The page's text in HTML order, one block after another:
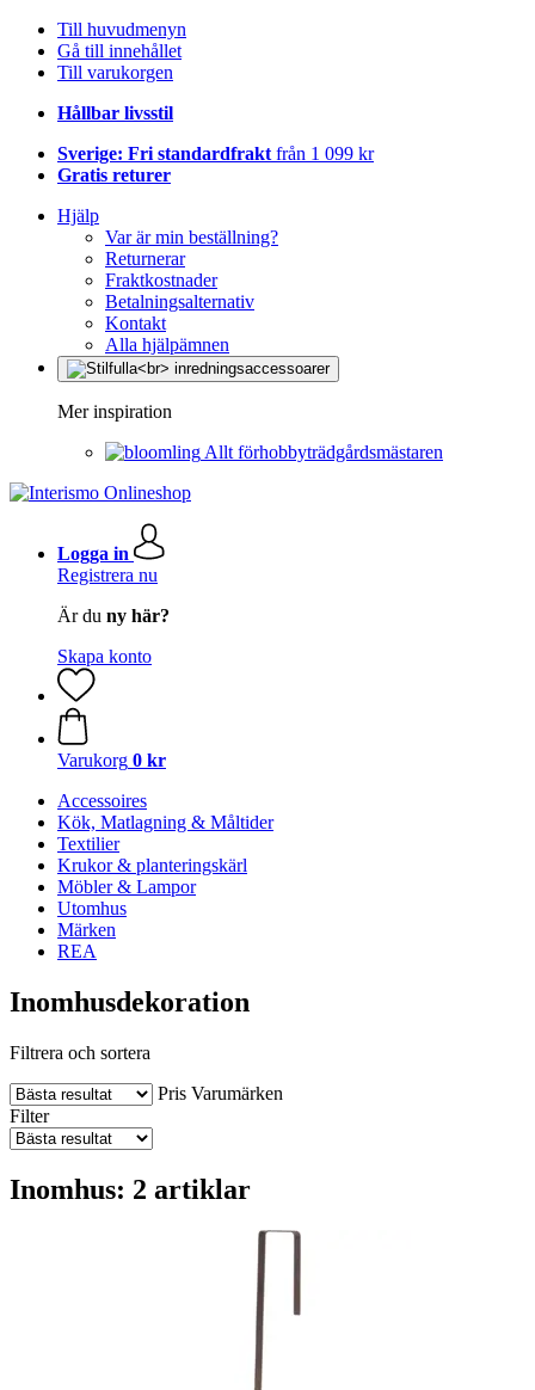
Till huvudmenyn
Gå till innehållet
Till varukorgen
Hållbar livsstil
Sverige: Fri standardfrakt från 1 099 kr
Gratis returer
Hjälp
Var är min beställning?
Returnerar
Fraktkostnader
Betalningsalternativ
Kontakt
Alla hjälpämnen
Mer inspiration
Allt förhobbyträdgårdsmästaren
Logga in
Registrera nu
Är du ny här?
Skapa konto
Varukorg 0 kr
Accessoires
Kök, Matlagning & Måltider
Textilier
Krukor & planteringskärl
Möbler & Lampor
Utomhus
Märken
REA
Inomhusdekoration
Filtrera och sortera
Pris Varumärken
Filter
Inomhus: 2 artiklar